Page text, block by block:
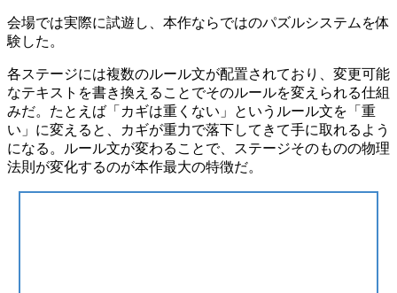
会場では実際に試遊し、本作ならではのパズルシステムを体
験した。
各ステージには複数のルール文が配置されており、変更可能
なテキストを書き換えることでそのルールを変えられる仕組
みだ。たとえば「カギは重くない」というルール文を「重
い」に変えると、カギが重力で落下してきて手に取れるよう
になる。
ルール文が変わることで、ステージそのものの物理
法則が変化するのが本作最大の特徴だ。